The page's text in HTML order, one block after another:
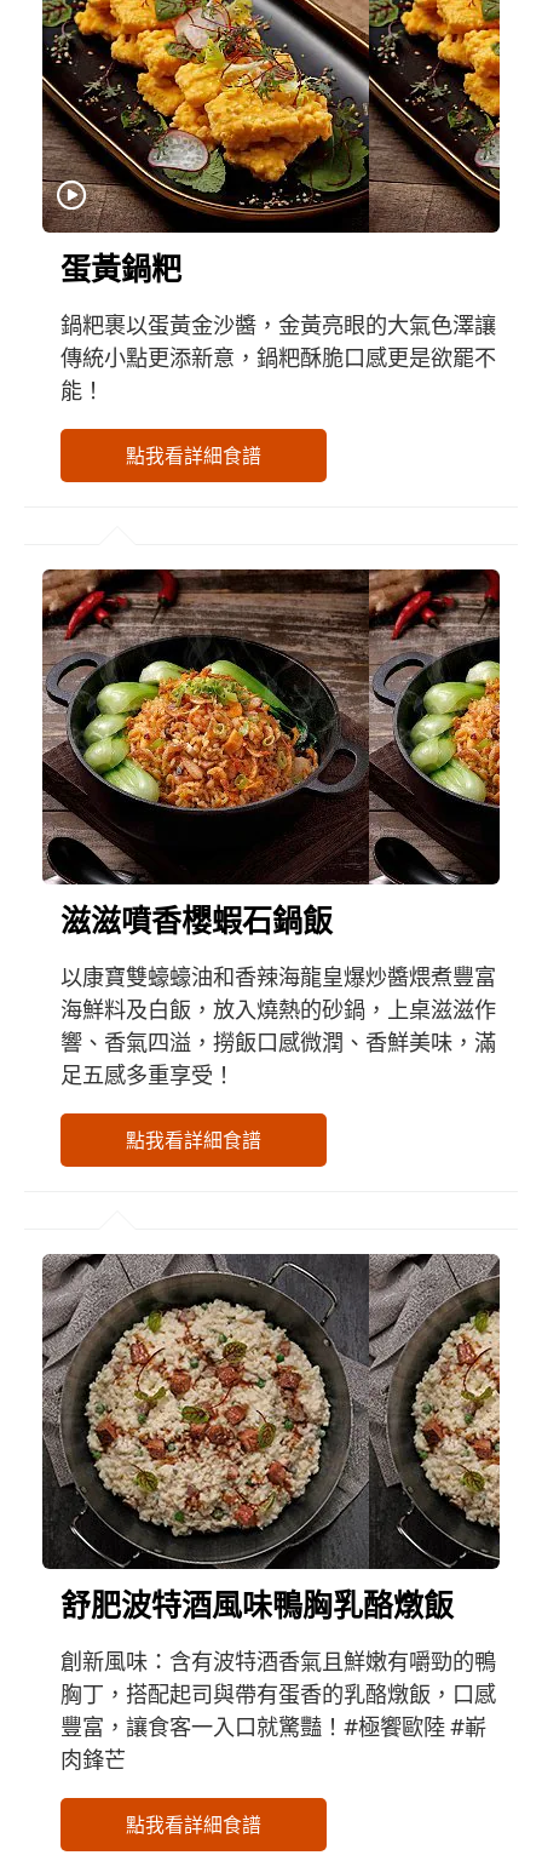
蛋黃鍋粑
鍋粑裹以蛋黃金沙醬，金黃亮眼的大氣色澤讓
傳統小點更添新意，鍋粑酥脆口感更是欲罷不
能！
點我看詳細食譜
滋滋噴香櫻蝦石鍋飯
以康寶雙蠔蠔油和香辣海龍皇爆炒醬煨煮豐富
海鮮料及白飯，放入燒熱的砂鍋，上桌滋滋作
響、香氣四溢，撈飯口感微潤、香鮮美味，滿
足五感多重享受！
點我看詳細食譜
舒肥波特酒風味鴨胸乳酪燉飯
創新風味：含有波特酒香氣且鮮嫩有嚼勁的鴨
胸丁，搭配起司與帶有蛋香的乳酪燉飯，口感
豐富，讓食客一入口就驚豔！#極饗歐陸 #嶄
肉鋒芒
點我看詳細食譜